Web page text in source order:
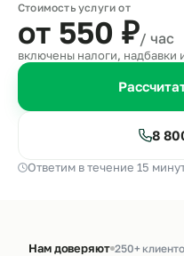
Стоимость услуги от
от 550 ₽/ час
включены налоги,
8
Ответим в течение 15
Нам доверяют 250+